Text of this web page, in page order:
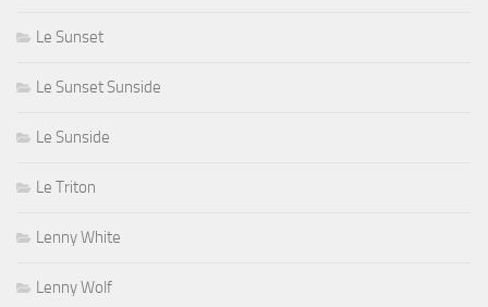
Le Sunset
Le Sunset Sunside
Le Sunside
Le Triton
Lenny White
Lenny Wolf